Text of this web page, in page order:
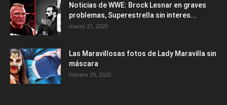
Noticias de WWE: Brock Lesnar en graves
problemas, Superestrella sin interes...
marzo 21, 2020
Las Maravillosas fotos de Lady Maravilla sin
máscara
febrero 29, 2020